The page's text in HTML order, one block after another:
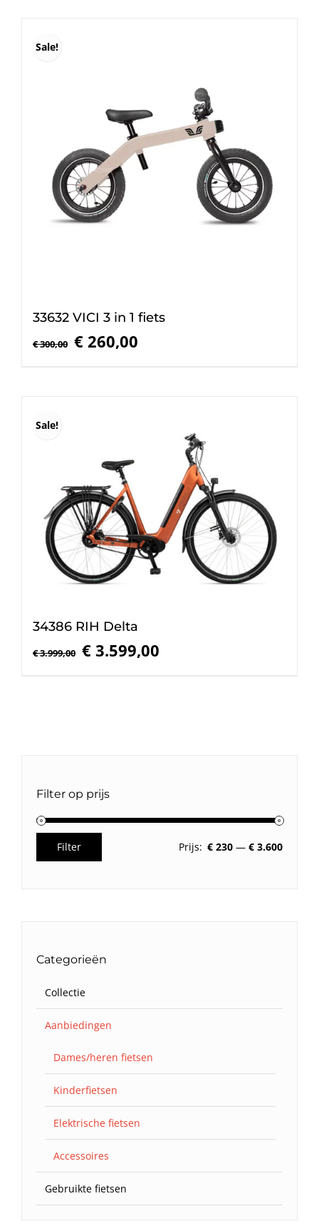
Sale!
33632 VICI 3 in 1 fiets
€300,00
Oorspronkelijke
€ 260,00
Sale!
34386 RIH Delta
€3.999,00
Oorspronkelijke
€ 3.599,00
Filter op prijs
Max.
Filter Prijs: € 230 — € 3.600
Categorieën
Collectie
Aanbiedingen
Dames/heren fietsen
Kinderfietsen
Elektrische fietsen
Accessoires
Gebruikte fietsen